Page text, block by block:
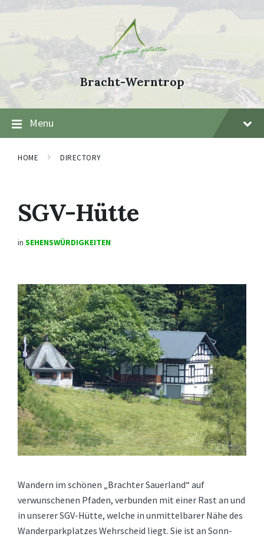
to
to
navigation
to
Bracht-Werntrop
Menu
HOME DIRECTORY
SGV-Hütte
in SEHENSWÜRDIGKEITEN
Wandern im schönen „Brachter Sauerland“ auf
verwunschenen Pfaden, verbunden mit einer Rast an und
in unserer SGV-Hütte, welche in unmittelbarer Nähe des
Wanderparkplatzes Wehrscheid liegt. Sie ist an Sonn-